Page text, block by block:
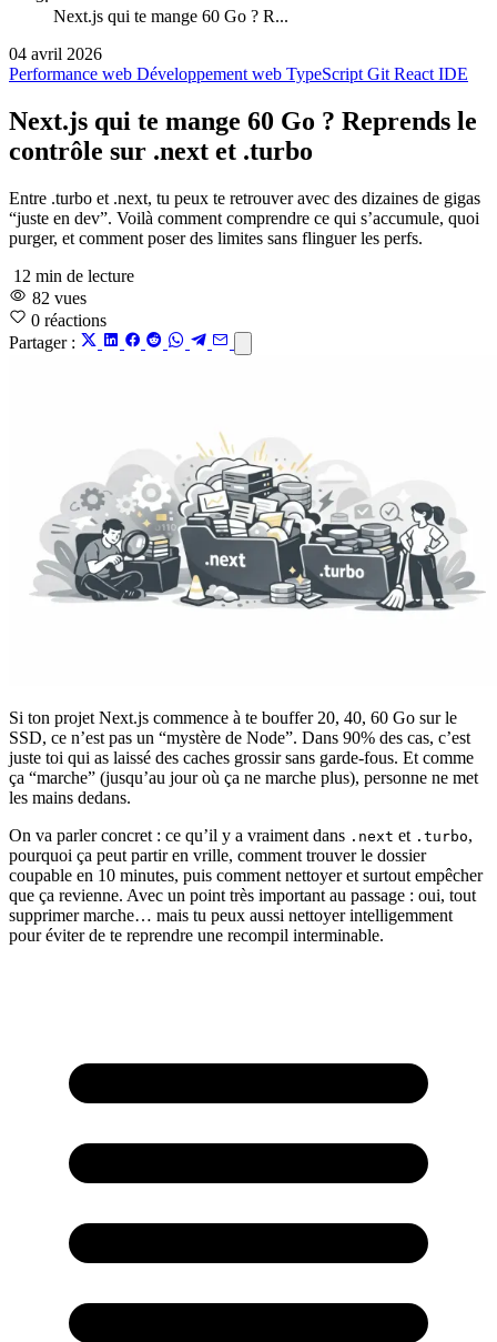
Next.js qui te mange 60 Go ? R...
04 avril 2026
Performance web Développement web TypeScript Git React IDE
Next.js qui te mange 60 Go ? Reprends le
contrôle sur .next et .turbo
Entre .turbo et .next, tu peux te retrouver avec des dizaines de gigas
“juste en dev”. Voilà comment comprendre ce qui s’accumule, quoi
purger, et comment poser des limites sans flinguer les perfs.
12 min de lecture
82 vues
0 réactions
Partager :
Si ton projet Next.js commence à te bouffer 20, 40, 60 Go sur le
SSD, ce n’est pas un “mystère de Node”. Dans 90% des cas, c’est
juste toi qui as laissé des caches grossir sans garde-fous. Et comme
ça “marche” (jusqu’au jour où ça ne marche plus), personne ne met
les mains dedans.
On va parler concret : ce qu’il y a vraiment dans .next et .turbo,
pourquoi ça peut partir en vrille, comment trouver le dossier
coupable en 10 minutes, puis comment nettoyer et surtout empêcher
que ça revienne. Avec un point très important au passage : oui, tout
supprimer marche… mais tu peux aussi nettoyer intelligemment
pour éviter de te reprendre une recompil interminable.